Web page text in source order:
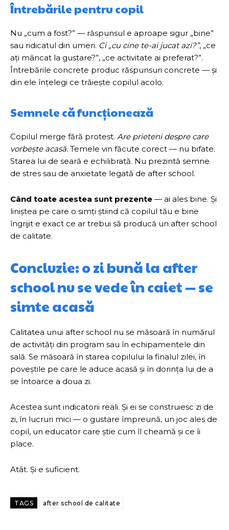
Întrebările pentru copil
Nu „cum a fost?” — răspunsul e aproape sigur „bine”
sau ridicatul din umeri. Ci „cu cine te-ai jucat azi?”, „ce
ați mâncat la gustare?”, „ce activitate ai preferat?”.
Întrebările concrete produc răspunsuri concrete — și
din ele înțelegi ce trăiește copilul acolo.
Semnele că funcționează
Copilul merge fără protest. Are prieteni despre care
vorbește acasă. Temele vin făcute corect — nu bifate.
Starea lui de seară e echilibrată. Nu prezintă semne
de stres sau de anxietate legată de after school.
Când toate acestea sunt prezente — ai ales bine. Și
liniștea pe care o simți știind că copilul tău e bine
îngrijit e exact ce ar trebui să producă un after school
de calitate.
Concluzie: o zi bună la after
school nu se vede în caiet — se
simte acasă
Calitatea unui after school nu se măsoară în numărul
de activități din program sau în echipamentele din
sală. Se măsoară în starea copilului la finalul zilei, în
poveștile pe care le aduce acasă și în dorința lui de a
se întoarce a doua zi.
Acestea sunt indicatorii reali. Și ei se construiesc zi de
zi, în lucruri mici — o gustare împreună, un joc ales de
copil, un educator care știe cum îl cheamă și ce îi
place.
Atât. Și e suficient.
TAGS after school de calitate